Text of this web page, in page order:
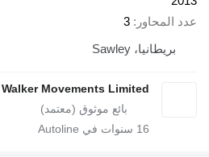
المحاور 3
بريطانيا، Sawley
Walker Movements Limited
سنوات في Autoline